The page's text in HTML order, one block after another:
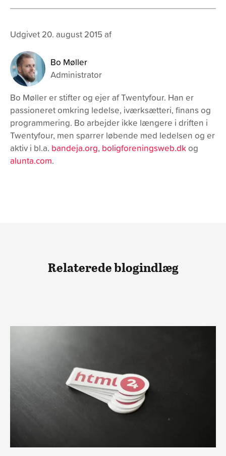
Udgivet 20. august 2015 af
Bo Møller
Administrator
Bo Møller er stifter og ejer af Twentyfour. Han er
passioneret omkring ledelse, iværksætteri, finans og
programmering. Bo arbejder ikke længere i driften i
Twentyfour, men sparrer løbende med ledelsen og er
aktiv i bl.a. bandeja.org, boligforeningsweb.dk og
alunta.com.
Relaterede blogindlæg